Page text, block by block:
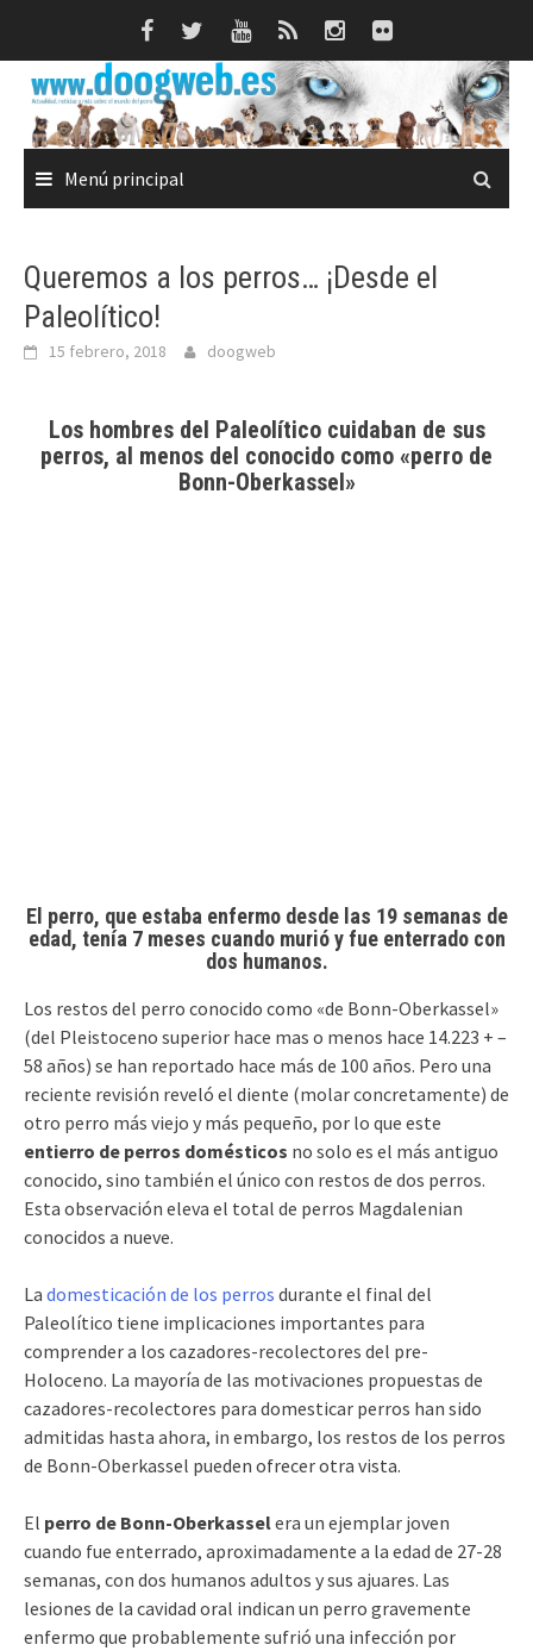
Menú principal
Queremos a los perros… ¡Desde el
Paleolítico!
15 febrero, 2018 doogweb
Los hombres del Paleolítico cuidaban de sus
perros, al menos del conocido como «perro de
Bonn-Oberkassel»
El perro, que estaba enfermo desde las 19 semanas de
edad, tenía 7 meses cuando murió y fue enterrado con
dos humanos.
Los restos del perro conocido como «de Bonn-Oberkassel»
(del Pleistoceno superior hace mas o menos hace 14.223 + –
58 años) se han reportado hace más de 100 años. Pero una
reciente revisión reveló el diente (molar concretamente) de
otro perro más viejo y más pequeño, por lo que este
entierro de perros domésticos no solo es el más antiguo
conocido, sino también el único con restos de dos perros.
Esta observación eleva el total de perros Magdalenian
conocidos a nueve.
La domesticación de los perros durante el final del
Paleolítico tiene implicaciones importantes para
comprender a los cazadores-recolectores del pre-
Holoceno. La mayoría de las motivaciones propuestas de
cazadores-recolectores para domesticar perros han sido
admitidas hasta ahora, in embargo, los restos de los perros
de Bonn-Oberkassel pueden ofrecer otra vista.
El perro de Bonn-Oberkasselera un ejemplar joven
cuando fue enterrado, aproximadamente a la edad de 27-28
semanas, con dos humanos adultos y sus ajuares. Las
lesiones de la cavidad oral indican un perro gravemente
enfermo que probablemente sufrió una infección por